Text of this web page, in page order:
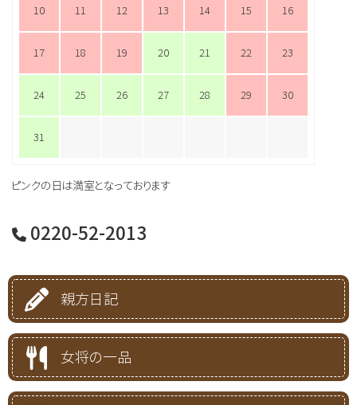
10 11 12 13 14 15 16
17 18 19 20 21 22 23
24 25 26 27 28 29 30
31
ピンクの日は満室となっております
0220-52-2013
親方日記
女将の一品